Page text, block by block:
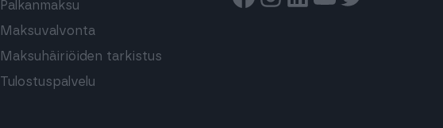
Palkanmaksu
Maksuvalvonta
Maksuhäiriöiden tarkistus
Tulostuspalvelu